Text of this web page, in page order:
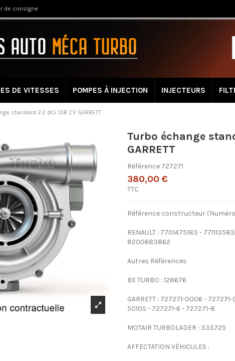
de consigne
DE VITESSES POMPES À INJECTION INJECTEURS
standard 2.2 dCi 138 CV GARRETT
Turbo échange
GARRETT
Référence 727271
380,00 €
TTC
Référence constructeur (Numéro
RENAULT : 7701475183 -
8200683862
Autres Références
BE TURBO : 128676
GARRETT : 727271-0006 -
5010S - 727271-6 - 727271-8
MOTAIR TURBOLADER : 335725
AFFECTATION VÉHICULES :